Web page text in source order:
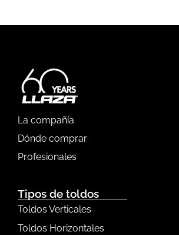
La compañía
Dónde comprar
Profesionales
Tipos de toldos
Toldos Verticales
Toldos Horizontales